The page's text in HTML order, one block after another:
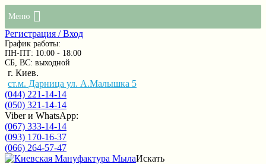
Меню
Регистрация / Вход
График работы:
ПН-ПТ: 10:00 - 18:00
СБ, ВС: выходной
г. Киев.
ст.м. Дарница ул. А.Малышка 5
(044) 221-14-14
(050) 321-14-14
Viber и WhatsApp:
(067) 333-14-14
(093) 170-16-37
(066) 264-57-47
Искать